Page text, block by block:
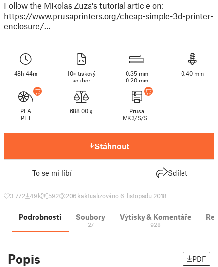
Follow the Mikolas Zuza's tutorial article on:
https://www.prusaprinters.org/cheap-simple-3d-printer-
enclosure/…
48h 44m
10× tiskový
soubor
0.35 mm
0.20 mm
0.40 mm
PLA
PET
688.00 g
Prusa
MK3/S/S+
Stáhnout
To se mi líbí Sdílet
3 772 49 k 592 206 kaktualizováno 6. listopadu 2018
Podrobnosti Soubory
27
Výtisky & Komentáře
928
Popis PDF